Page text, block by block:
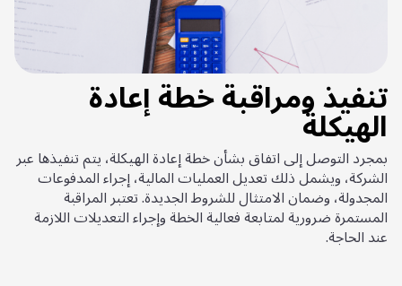
تنفيذ ومراقبة خطة إعادة
الهيكلة
بمجرد التوصل إلى اتفاق بشأن خطة إعادة الهيكلة، يتم تنفيذها عبر
الشركة، ويشمل ذلك تعديل العمليات المالية، إجراء المدفوعات
المجدولة، وضمان الامتثال للشروط الجديدة. تعتبر المراقبة
المستمرة ضرورية لمتابعة فعالية الخطة وإجراء التعديلات اللازمة
عند الحاجة.